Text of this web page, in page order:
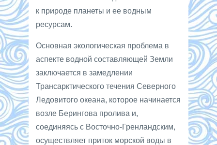
к природе планеты и ее водным
ресурсам.
Основная экологическая проблема в
аспекте водной составляющей Земли
заключается в замедлении
Трансарктического течения Северного
Ледовитого океана, которое начинается
возле Берингова пролива и,
соединяясь с Восточно-Гренландским,
осуществляет приток морской воды в